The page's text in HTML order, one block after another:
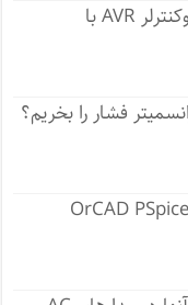
دانلود کتاب 11 پروژه میکروکنترلر AVR با
فشار را بخریم؟